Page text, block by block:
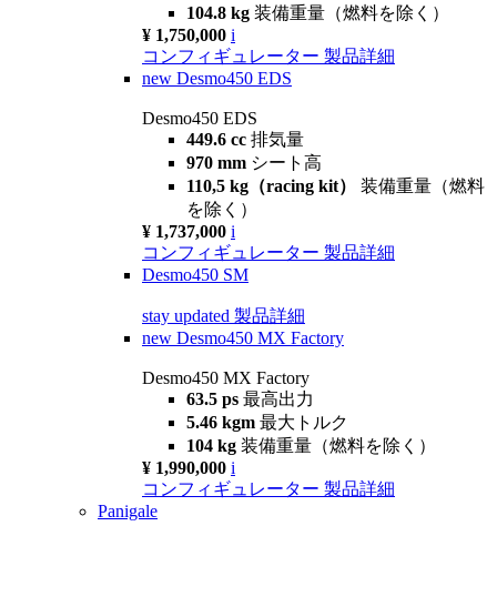
104.8 kg 装備重量（燃料を除く）
¥ 1,750,000 i
コンフィギュレーター 製品詳細
new Desmo450 EDS
Desmo450 EDS
449.6 cc 排気量
970 mm シート高
110,5 kg（racing kit） 装備重量（燃料
を除く）
¥ 1,737,000 i
コンフィギュレーター 製品詳細
Desmo450 SM
stay updated 製品詳細
new Desmo450 MX Factory
Desmo450 MX Factory
63.5 ps 最高出力
5.46 kgm 最大トルク
104 kg 装備重量（燃料を除く）
¥ 1,990,000 i
コンフィギュレーター 製品詳細
Panigale